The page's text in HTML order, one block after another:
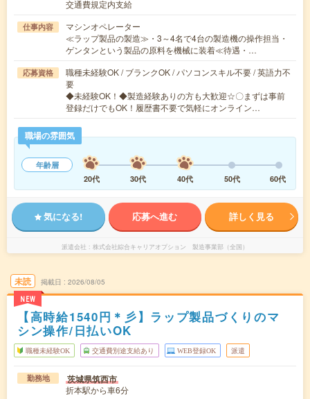
交通費規定内支給
仕事内容
マシンオペレーター
≪ラップ製品の製造≫・3～4名で4台の製造機の操作担当・
ゲンタンという製品の原料を機械に装着≪待遇・…
応募資格
職種未経験OK / ブランクOK / パソコンスキル不要 / 英語力不
要
◆未経験OK！◆製造経験ありの方も大歓迎☆〇まずは事前
登録だけでもOK！履歴書不要で気軽にオンライン…
職場の雰囲気
年齢層
20代
30代 40代 50代 60代
気になる! 応募へ進む 詳しく見る
派遣会社 株式会社綜合キャリアオプション 製造事業部（全国）
未読
NEW
掲載日 2026/08/05
【高時給1540円＊彡】ラップ製品づくりのマ
シン操作/日払いOK
職種未経験OK 交通費別途支給あり WEB登録OK 派遣
勤務地 茨城県筑西市
折本駅から車6分